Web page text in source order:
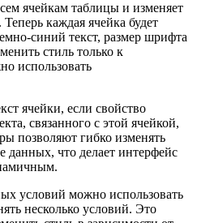
ячейкам таблицы и изменяет
каждая ячейка будет
синий текст, размер шрифта
стиль только к
использовать
ячейки, если свойство
связанного с этой ячейкой,
позволяют гибко изменять
данных, что делает интерфейс
условий можно использовать
несколько условий. Это